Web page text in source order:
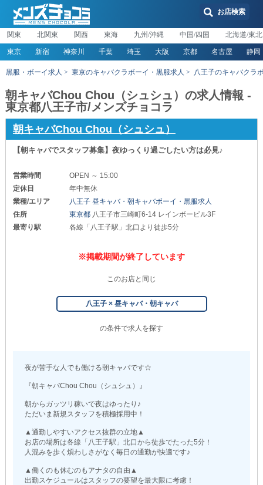
お店検索
関東 北関東 関西 東海 九州/沖縄 中国/四国 北海道/東北
東京 新宿 神奈川 千葉 埼玉 大阪 京都 名古屋 静岡
黒服・ボーイ求人 東京のキャバクラボーイ・黒服求人 八王子のキャバクラ
朝キャバChou Chou（シュシュ）の求人情報 -
東京都八王子市/メンズチョコラ
朝キャバChou Chou（シュシュ）
【朝キャバでスタッフ募集】夜ゆっくり過ごしたい方は必見♪
営業時間
OPEN ～ 15:00
定休日
年中無休
業種/エリア
八王子 昼キャバ・朝キャバボーイ・黒服求人
住所
東京都 八王子市三崎町6-14 レインボービル3F
最寄り駅
各線「八王子駅」北口より徒歩5分
※掲載期間が終了しています
このお店と同じ
八王子 × 昼キャバ・朝キャバ
の条件で求人を探す
夜が苦手な人でも働ける朝キャバです☆
『朝キャバChou Chou（シュシュ）』
朝からガッツリ稼いで夜はゆったり♪
ただいま新規スタッフを積極採用中！
▲通勤しやすいアクセス抜群の立地▲
お店の場所は各線「八王子駅」北口から徒歩でたった5分！
人混みを歩く煩わしさがなく毎日の通勤が快適です♪
▲働くのも休むのもアナタの自由▲
出勤スケジュールはスタッフの要望を最大限に考慮！